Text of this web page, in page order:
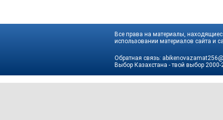
Все права на материалы,
использовании материалов сайта и
Обратная связь:
Выбор Казахстана - твой выбор 2000-